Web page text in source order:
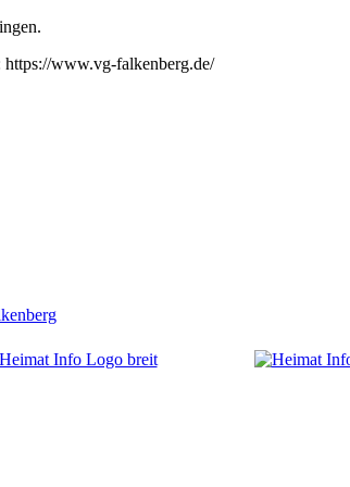
https://www.vg-falkenberg.de/